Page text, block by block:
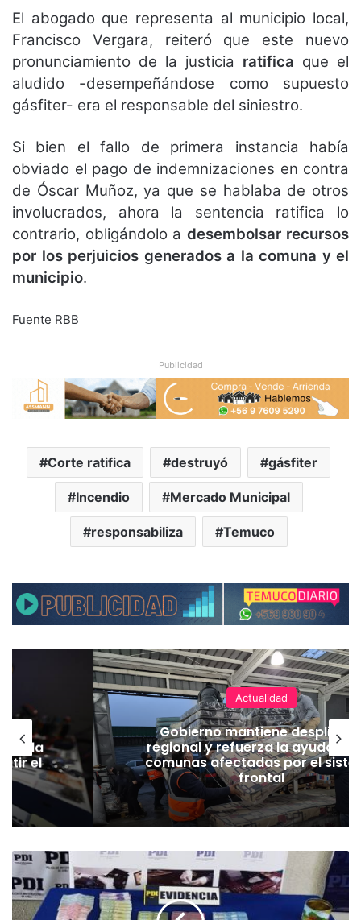
El abogado que representa al municipio local,
Francisco Vergara, reiteró que este nuevo
pronunciamiento de la justicia ratifica que el
aludido -desempeñándose como supuesto
gásfiter- era el responsable del siniestro.
Si bien el fallo de primera instancia había
obviado el pago de indemnizaciones en contra
de Óscar Muñoz, ya que se hablaba de otros
involucrados, ahora la sentencia ratifica lo
contrario, obligándolo a desembolsar recursos
por los perjuicios generados a la comuna y el
municipio.
Fuente RBB
Publicidad
Corte ratifica destruyó gásfiter
Incendio Mercado Municipal
responsabiliza Temuco
la
el
Actualidad
Gobierno mantiene
regional y refuerza la ayuda en
comunas afectadas por el
frontal
P
D
I
d